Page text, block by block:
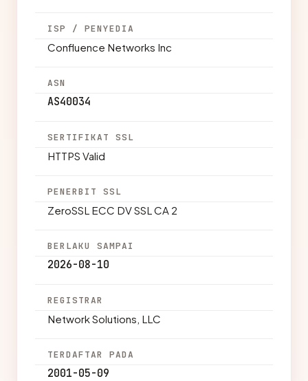
ISP / PENYEDIA
Confluence Networks Inc
ASN
AS40034
SERTIFIKAT SSL
HTTPS Valid
PENERBIT SSL
ZeroSSL ECC DV SSL CA 2
BERLAKU SAMPAI
2026-08-10
REGISTRAR
Network Solutions, LLC
TERDAFTAR PADA
2001-05-09